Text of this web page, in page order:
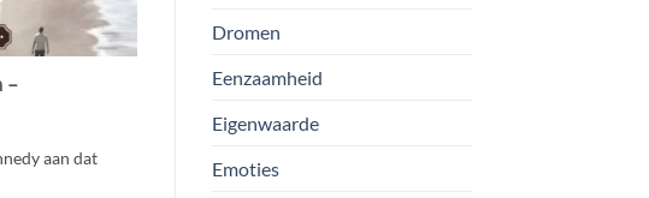
–
aan dat
Dromen
Eenzaamheid
Eigenwaarde
Emoties